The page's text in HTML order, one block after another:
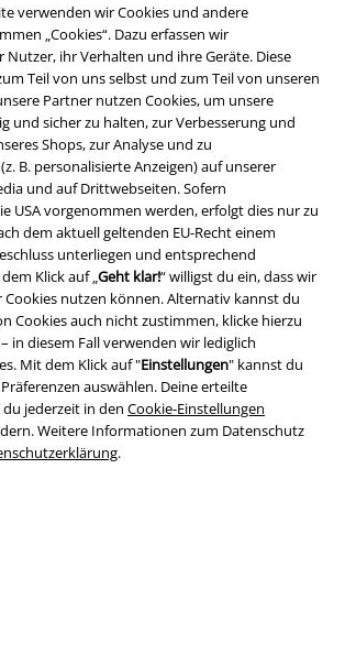
verwenden wir Cookies und andere
„Cookies“. Dazu erfassen wir
ihr Verhalten und ihre Geräte. Diese
Teil von uns selbst und zum Teil von unseren
Partner nutzen Cookies, um unsere
und sicher zu halten, zur Verbesserung und
Shops, zur Analyse und zu
B. personalisierte Anzeigen) auf unserer
und auf Drittwebseiten. Sofern
USA vorgenommen werden, erfolgt dies nur zu
dem aktuell geltenden EU-Recht einem
unterliegen und entsprechend
Klick auf „Geht klar!“ willigst du ein, dass wir
Cookies nutzen können. Alternativ kannst du
Cookies auch nicht zustimmen, klicke hierzu
– in diesem Fall verwenden wir lediglich
Mit dem Klick auf "Einstellungen" kannst du
auswählen. Deine erteilte
jederzeit in den Cookie-Einstellungen
Weitere Informationen zum Datenschutz
.